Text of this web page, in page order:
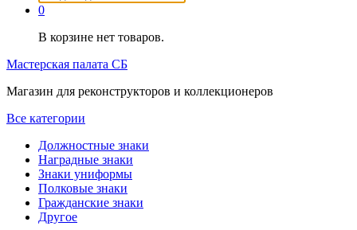
0
В корзине нет товаров.
Мастерская палата СБ
Магазин для реконструкторов и коллекционеров
Все категории
Должностные знаки
Наградные знаки
Знаки униформы
Полковые знаки
Гражданские знаки
Другое